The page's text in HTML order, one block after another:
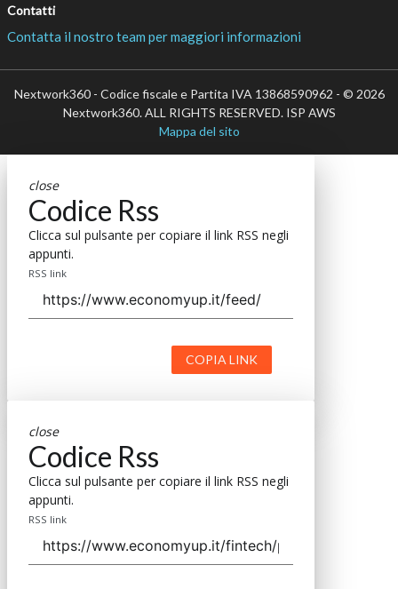
Contatti
Contatta il nostro team per maggiori informazioni
Nextwork360 - Codice fiscale e Partita IVA 13868590962 - © 2026
Nextwork360. ALL RIGHTS RESERVED. ISP AWS
Mappa del sito
close
Codice Rss
Clicca sul pulsante per copiare il link RSS negli
appunti.
RSS link
COPIA LINK
close
Codice Rss
Clicca sul pulsante per copiare il link RSS negli
appunti.
RSS link